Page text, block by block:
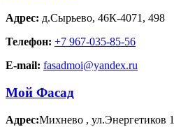
Адрес: д.Сырьево, 46К-4071, 498
Телефон: +7 967-035-85-56
E-mail: fasadmoi@yandex.ru
Мой Фасад
Адрес:Михнево , ул.Энергетиков